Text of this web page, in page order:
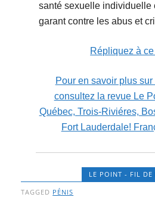
santé sexuelle individuelle
garant contre les abus et
Répliquez à
Pour en savoir plus
consultez la revue Le
Québec, Trois-Riviéres,
Fort Lauderdale!
LE POINT - FIL DE
TAGGED PÉNIS